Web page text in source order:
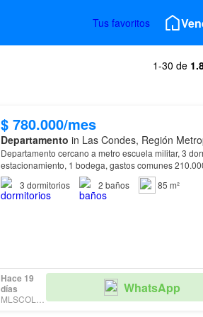
Tus favoritos
1-30 de
$ 780.000/mes
Departamento in Las Condes, Región
Departamento cercano a metro escuela militar, 3
estacionamiento, 1 bodega, gastos comunes
3 dormitorios 2 baños 85 m²
Hace 19
días
MLSCOLAB
WhatsApp